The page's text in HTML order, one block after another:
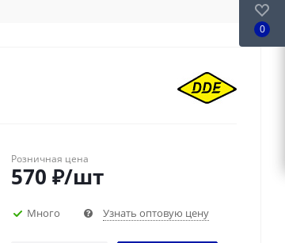
Розничная цена
570 ₽/шт
Много Узнать оптовую цену
0